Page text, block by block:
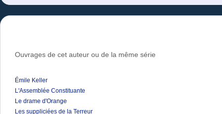
Ouvrages de cet auteur ou de la même série
Émile Keller
L'Assemblée Constituante
Le drame d'Orange
Les suppliciées de la Terreur